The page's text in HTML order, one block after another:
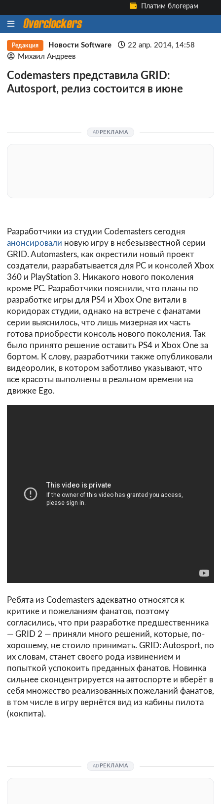
Платим блогерам
Редакция Новости Software
22 апр. 2014, 14:58
Михаил Андреев
Codemasters представила GRID:
Autosport, релиз состоится в июне
РЕКЛАМА
Разработчики из студии Codemasters сегодня
анонсировали новую игру в небезызвестной серии
GRID. Automasters, как окрестили новый проект
создатели, разрабатывается для PC и консолей Xbox
360 и PlayStation 3. Никакого нового поколения
кроме PC. Разработчики пояснили, что планы по
разработке игры для PS4 и Xbox One витали в
коридорах студии, однако на встрече с фанатами
серии выяснилось, что лишь мизерная их часть
готова приобрести консоль нового поколения. Так
было принято решение оставить PS4 и Xbox One за
бортом. К слову, разработчики также опубликовали
видеоролик, в котором заботливо указывают, что
все красоты выполнены в реальном времени на
движке Ego.
Ребята из Codemasters адекватно относятся к
критике и пожеланиям фанатов, поэтому
согласились, что при разработке предшественника
— GRID 2 — приняли много решений, которые, по-
хорошему, не стоило принимать. GRID: Autosport, по
их словам, станет своего рода извинением и
попыткой успокоить преданных фанатов. Новинка
сильнее сконцентрируется на автоспорте и вберёт в
себя множество реализованных пожеланий фанатов,
в том числе в игру вернётся вид из кабины пилота
(кокпита).
РЕКЛАМА